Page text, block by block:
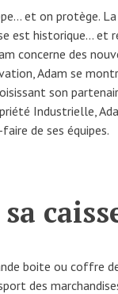
et on protège. La
est historique… et
concerne des
Adam se
son
Industrielle,
de ses équipes.
boite ou coffre
des